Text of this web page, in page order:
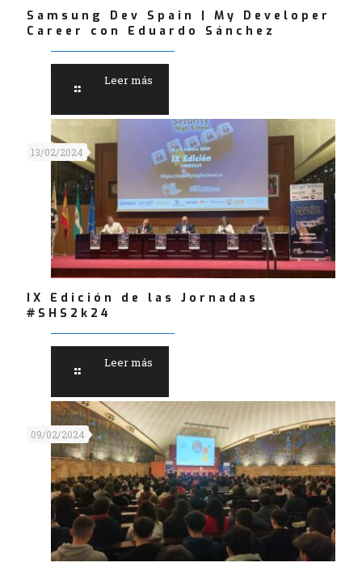
Samsung Dev Spain | My Developer
Career con Eduardo Sánchez
Leer más
13/02/2024
IX Edición de las Jornadas
#SHS2k24
Leer más
09/02/2024